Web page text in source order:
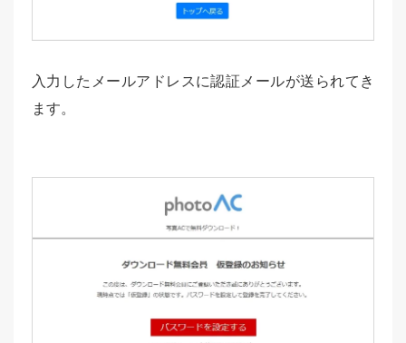
入力したメールアドレスに認証メールが送られてき
ます。